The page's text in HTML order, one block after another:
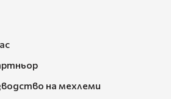
на мехлеми